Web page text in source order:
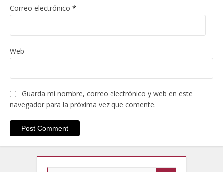
Correo electrónico *
Web
Guarda mi nombre, correo electrónico y web en este
navegador para la próxima vez que comente.